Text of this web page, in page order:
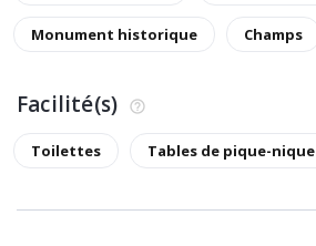
Monument historique Champs
Facilité(s)
Toilettes Tables de pique-nique